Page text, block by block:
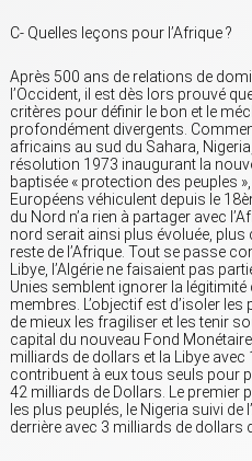
C- Quelles leçons pour l’Afrique ?
Après 500 ans de relations de
l’Occident, il est dès lors prouvé
critères pour définir le bon et le
profondément divergents.
africains au sud du Sahara,
résolution 1973 inaugurant la
baptisée « protection des peuples
Européens véhiculent depuis le
du Nord n’a rien à partager avec
nord serait ainsi plus évoluée, plus
reste de l’Afrique. Tout se passe
Libye, l’Algérie ne faisaient pas
Unies semblent ignorer la
membres. L’objectif est d’isoler
de mieux les fragiliser et les tenir
capital du nouveau Fond
milliards de dollars et la Libye
contribuent à eux tous seuls pour
42 milliards de Dollars. Le premier
les plus peuplés, le Nigeria suivi de
derrière avec 3 milliards de dollars